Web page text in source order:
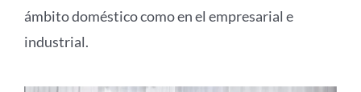
ámbito doméstico como en el empresarial e
industrial.